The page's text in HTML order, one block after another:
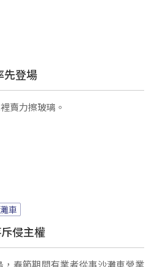
先登場
賣力擦玻璃。
車
侵主權
春節期間有業者從事沙灘車營業